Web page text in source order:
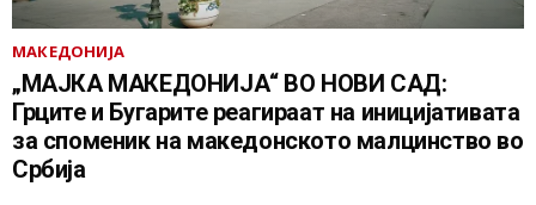
МАКЕДОНИЈА
„МАЈКА МАКЕДОНИЈА“ ВО НОВИ САД:
Грците и Бугарите реагираат на иницијативата
за споменик на македонското малцинство во
Србија